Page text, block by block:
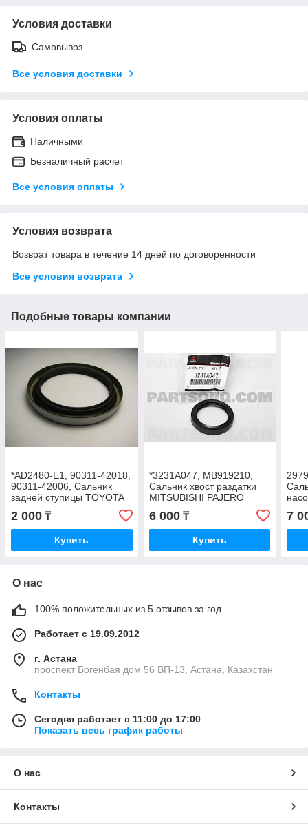
Условия доставки
Самовывоз
Все условия доставки
Условия оплаты
Наличными
Безналичный расчет
Все условия оплаты
Условия возврата
Возврат товара в течение 14 дней по договоренности
Все условия возврата
Подобные товары компании
*AD2480-E1, 90311-42018,
90311-42006, Сальник
задней ступицы TOYOTA
Lexus ES250, VZV21 ·
Toyota Avalon, MCX10,
42x55x6, NOK
2 000 ₸
Купить
*3231A047, MB919210,
Сальник хвост раздатки
MITSUBISHI PAJERO
V93W 2006-2021, JAPAN,
42.8-55-10-11
6 000₸
Купить
7
О нас
100% положительных из 5 отзывов за год
Работает с 19.09.2012
г. Астана
проспект Богенбая дом 56 ВП-13, Астана, Казахстан
Контакты
Сегодня работает с 11:00 до 17:00
Показать весь график работы
О нас
Контакты